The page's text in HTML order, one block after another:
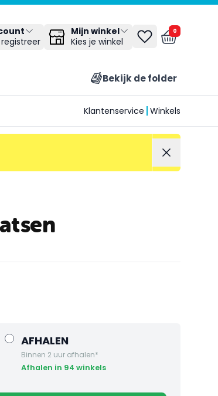
Mijn winkel
Kies je winkel
0
Bekijk de folder
Klantenservice Winkels
AFHALEN
Binnen 2 uur afhalen*
Afhalen in 94 winkels